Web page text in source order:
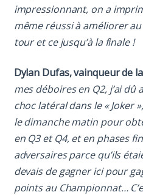
impressionnant, on a
même réussi à améliorer
tour et ce jusqu’à la finale !
Dylan Dufas, vainqueur de
mes déboires en Q2, j’ai
choc latéral dans le « Joker
le dimanche matin pour
en Q3 et Q4, et en phases
adversaires parce qu’ils
devais de gagner ici pour
points au Championnat…